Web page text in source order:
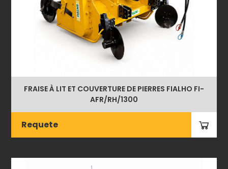
FRAISE À LIT ET COUVERTURE DE PIERRES FIALHO FI-
AFR/RH/1300
Requete